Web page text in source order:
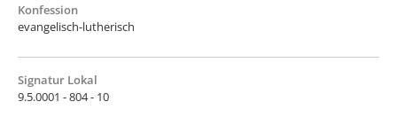
Konfession
evangelisch-lutherisch
Signatur Lokal
9.5.0001 - 804 - 10